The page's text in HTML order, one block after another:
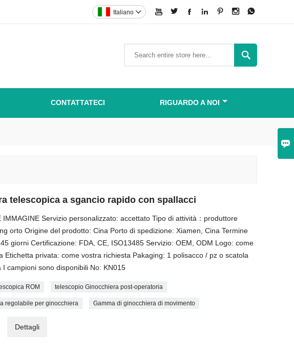

      
Italiano 

CONTATTATECI RIGUARDO A NOI
telescopica a sgancio rapido con spallacci
IMMAGINE Servizio personalizzato: accettato Tipo di attività：produttore
orto Origine del prodotto: Cina Porto di spedizione: Xiamen, Cina Termine
giorni Certificazione: FDA, CE, ISO13485 Servizio: OEM, ODM Logo: come
Etichetta privata: come vostra richiesta Pakaging: 1 polisacco / pz o scatola
I campioni sono disponibili No: KN015
ROM telescopio Ginocchiera post-operatoria
regolabile per ginocchiera Gamma di ginocchiera di movimento
Dettagli